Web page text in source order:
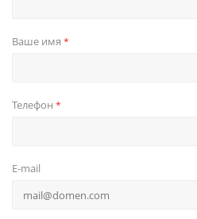
Ваше имя *
Телефон *
E-mail